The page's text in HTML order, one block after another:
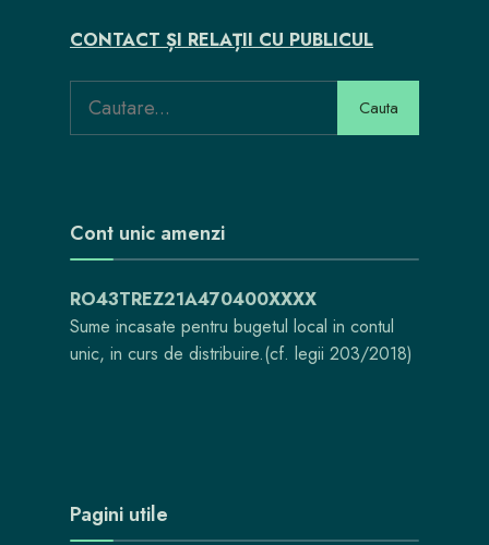
CONTACT ȘI RELAȚII CU PUBLICUL
for:
Cauta
Cont unic amenzi
RO43TREZ21A470400XXXX
Sume incasate pentru bugetul local in contul
unic, in curs de distribuire.(cf. legii 203/2018)
Pagini utile